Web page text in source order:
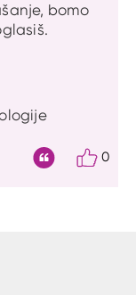
bomo
0